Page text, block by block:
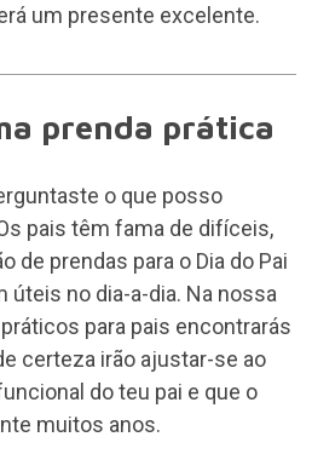
um presente excelente.
prenda prática
o que posso
pais têm fama de difíceis,
de prendas para o Dia do Pai
úteis no dia-a-dia. Na nossa
para pais encontrarás
certeza irão ajustar-se ao
do teu pai e que o
muitos anos.